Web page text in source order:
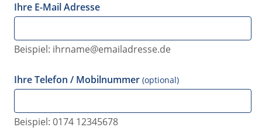
Ihre E-Mail Adresse
Beispiel: ihrname@emailadresse.de
Ihre Telefon / Mobilnummer (optional)
Beispiel: 0174 12345678